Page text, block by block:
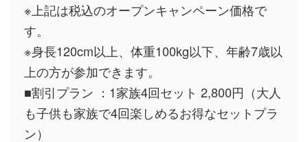
※上記は税込のオープンキャンペーン価格で
す。
※身長120cm以上、体重100kg以下、年齢7歳以
上の方が参加できます。
■割引プラン ：1家族4回セット 2,800円（大人
も子供も家族で4回楽しめるお得なセットプラ
ン）